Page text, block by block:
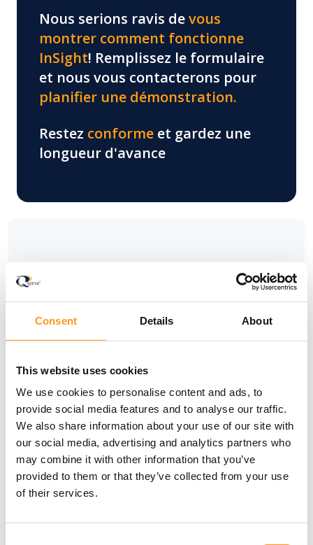
Consent Details About
This website uses cookies
We use cookies to personalise content and ads, to
provide social media features and to analyse our traffic.
We also share information about your use of our site with
our social media, advertising and analytics partners who
may combine it with other information that you’ve
provided to them or that they’ve collected from your use
of their services.
Nous serions ravis devous
montrer comment fonctionne
InSight! Remplissez le formulaire
et nous vous contacterons pour
planifier une démonstration.
Restez conforme et gardez une
longueur d'avance
100+
Formations MedTech